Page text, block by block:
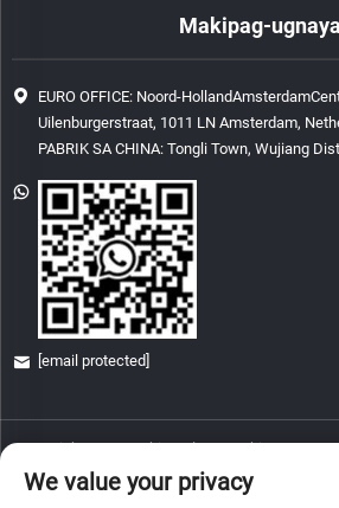
Makipag-
EURO OFFICE: Noord-
Uilenburgerstraat, 1011 LN Amsterdam,
PABRIK SA CHINA: Tongli Town, Wujiang
[email protected]
Copyright © 2026 China Glory & Achievement
Lahat ng karapatan ay
Patakaran sa
We value your privacy